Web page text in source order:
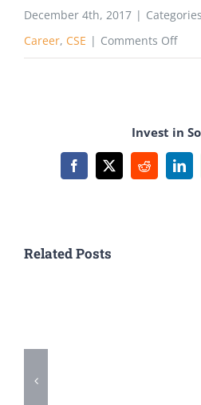
December 4th, 2017 |
Career, CSE | Comments Offon
CS:
What
Invest in
Facebook
X Reddit
Related Posts